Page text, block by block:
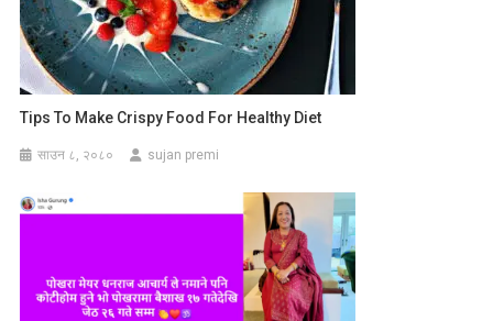
Tips To Make Crispy Food For Healthy Diet
साउन ८, २०८० sujan premi